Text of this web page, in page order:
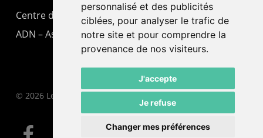
personnalisé et des publicités
ciblées, pour analyser le trafic de
notre site et pour comprendre la
provenance de nos visiteurs.
J'accepte
Je refuse
Changer mes préférences
Centre de culture ABC
ADN – Association Danse Neuchâtel
© 2026 Le Pommier.
facebook email